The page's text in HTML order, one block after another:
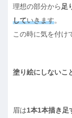
理想の部分から 足
していきます。
この時に気を付け
塗り絵にしないこ
眉は1本1本描き足